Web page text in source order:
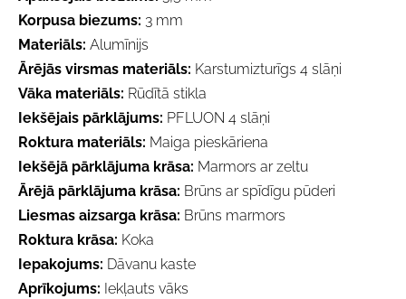
Korpusa biezums: 3 mm
Materiāls: Alumīnijs
Ārējās virsmas materiāls: Karstumizturīgs 4 slāņi
Vāka materiāls: Rūdītā stikla
Iekšējais pārklājums: PFLUON 4 slāņi
Roktura materiāls: Maiga pieskāriena
Iekšējā pārklājuma krāsa: Marmors ar zeltu
Ārējā pārklājuma krāsa: Brūns ar spīdīgu pūderi
Liesmas aizsarga krāsa: Brūns marmors
Roktura krāsa: Koka
Iepakojums: Dāvanu kaste
Aprīkojums: Iekļauts vāks